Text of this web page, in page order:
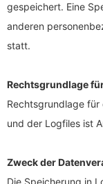
gespeichert. Eine
anderen
statt.
Rechtsgrundlage
Rechtsgrundlage
und der Logfiles ist
Zweck der